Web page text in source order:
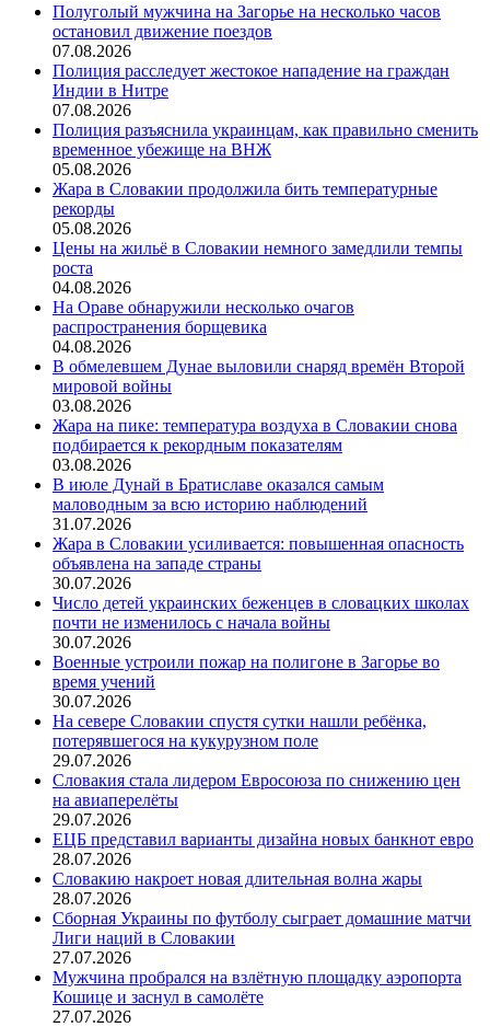
Полуголый мужчина на Загорье на несколько часов
остановил движение поездов
07.08.2026
Полиция расследует жестокое нападение на граждан
Индии в Нитре
07.08.2026
Полиция разъяснила украинцам, как правильно сменить
временное убежище на ВНЖ
05.08.2026
Жара в Словакии продолжила бить температурные
рекорды
05.08.2026
Цены на жильё в Словакии немного замедлили темпы
роста
04.08.2026
На Ораве обнаружили несколько очагов
распространения борщевика
04.08.2026
В обмелевшем Дунае выловили снаряд времён Второй
мировой войны
03.08.2026
Жара на пике: температура воздуха в Словакии снова
подбирается к рекордным показателям
03.08.2026
В июле Дунай в Братиславе оказался самым
маловодным за всю историю наблюдений
31.07.2026
Жара в Словакии усиливается: повышенная опасность
объявлена на западе страны
30.07.2026
Число детей украинских беженцев в словацких школах
почти не изменилось с начала войны
30.07.2026
Военные устроили пожар на полигоне в Загорье во
время учений
30.07.2026
На севере Словакии спустя сутки нашли ребёнка,
потерявшегося на кукурузном поле
29.07.2026
Словакия стала лидером Евросоюза по снижению цен
на авиаперелёты
29.07.2026
ЕЦБ представил варианты дизайна новых банкнот евро
28.07.2026
Словакию накроет новая длительная волна жары
28.07.2026
Сборная Украины по футболу сыграет домашние матчи
Лиги наций в Словакии
27.07.2026
Мужчина пробрался на взлётную площадку аэропорта
Кошице и заснул в самолёте
27.07.2026